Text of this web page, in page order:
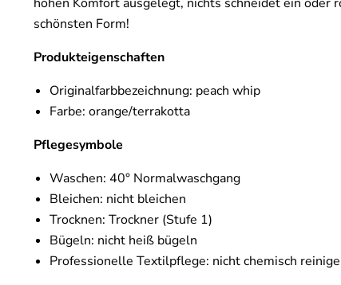
schönsten Form!
Produkteigenschaften
Originalfarbbezeichnung: peach whip
Farbe: orange/terrakotta
Pflegesymbole
Waschen: 40° Normalwaschgang
Bleichen: nicht bleichen
Trocknen: Trockner (Stufe 1)
Bügeln: nicht heiß bügeln
Professionelle Textilpflege: nicht chemisch